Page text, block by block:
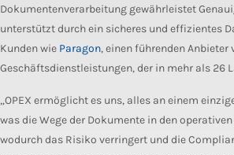
Dokumentenverarbeitung gewährleistet
unterstützt durch ein sicheres und effizientes
Kunden wie Paragon, einen führenden
Geschäftsdienstleistungen, der in mehr als 26
„OPEX ermöglicht es uns, alles an einem
was die Wege der Dokumente in den
wodurch das Risiko verringert und die